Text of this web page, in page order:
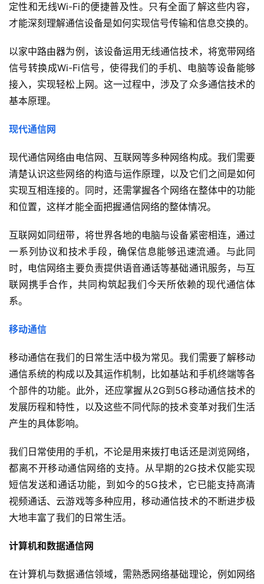
定性和无线Wi-Fi的便捷普及性。只有全面了解这些内容，
才能深刻理解通信设备是如何实现信号传输和信息交换的。
以家中路由器为例，该设备运用无线通信技术，将宽带网络
信号转换成Wi-Fi信号，使得我们的手机、电脑等设备能够
接入，实现轻松上网。这一过程中，涉及了众多通信技术的
基本原理。
现代通信网
现代通信网络由电信网、互联网等多种网络构成。我们需要
清楚认识这些网络的构造与运作原理，以及它们之间是如何
实现互相连接的。同时，还需掌握各个网络在整体中的功能
和位置，这样才能全面把握通信网络的整体情况。
互联网如同纽带，将世界各地的电脑与设备紧密相连，通过
一系列协议和技术手段，确保信息能够迅速流通。与此同
时，电信网络主要负责提供语音通话等基础通讯服务，与互
联网携手合作，共同构筑起我们今天所依赖的现代通信体
系。
移动通信
移动通信在我们的日常生活中极为常见。我们需要了解移动
通信系统的构成以及其运作机制，比如基站和手机终端等各
个部件的功能。此外，还应掌握从2G到5G移动通信技术的
发展历程和特性，以及这些不同代际的技术变革对我们生活
产生的具体影响。
我们日常使用的手机，不论是用来拨打电话还是浏览网络，
都离不开移动通信网络的支持。从早期的2G技术仅能实现
短信发送和通话功能，到如今的5G技术，它已能支持高清
视频通话、云游戏等多种应用，移动通信技术的不断进步极
大地丰富了我们的日常生活。
计算机和数据通信网
在计算机与数据通信领域，需熟悉网络基础理论，例如网络